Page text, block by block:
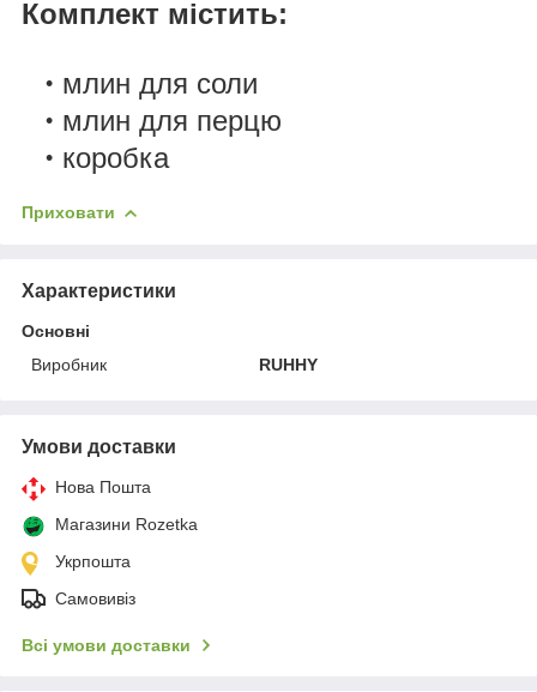
Комплект містить:
млин для соли
млин для перцю
коробка
Приховати
Характеристики
Основні
Виробник
RUHHY
Умови доставки
Нова Пошта
Магазини Rozetka
Укрпошта
Самовивіз
Всі умови доставки